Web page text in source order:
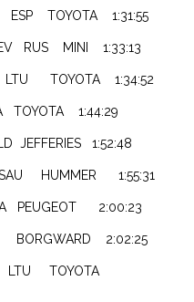
TOYOTA 1:31:55
RUS MINI 1:33:13
TOYOTA 1:34:52
1:44:29
1:52:48
HUMMER 1:55:31
2:00:23
2:02:25
LTU TOYOTA